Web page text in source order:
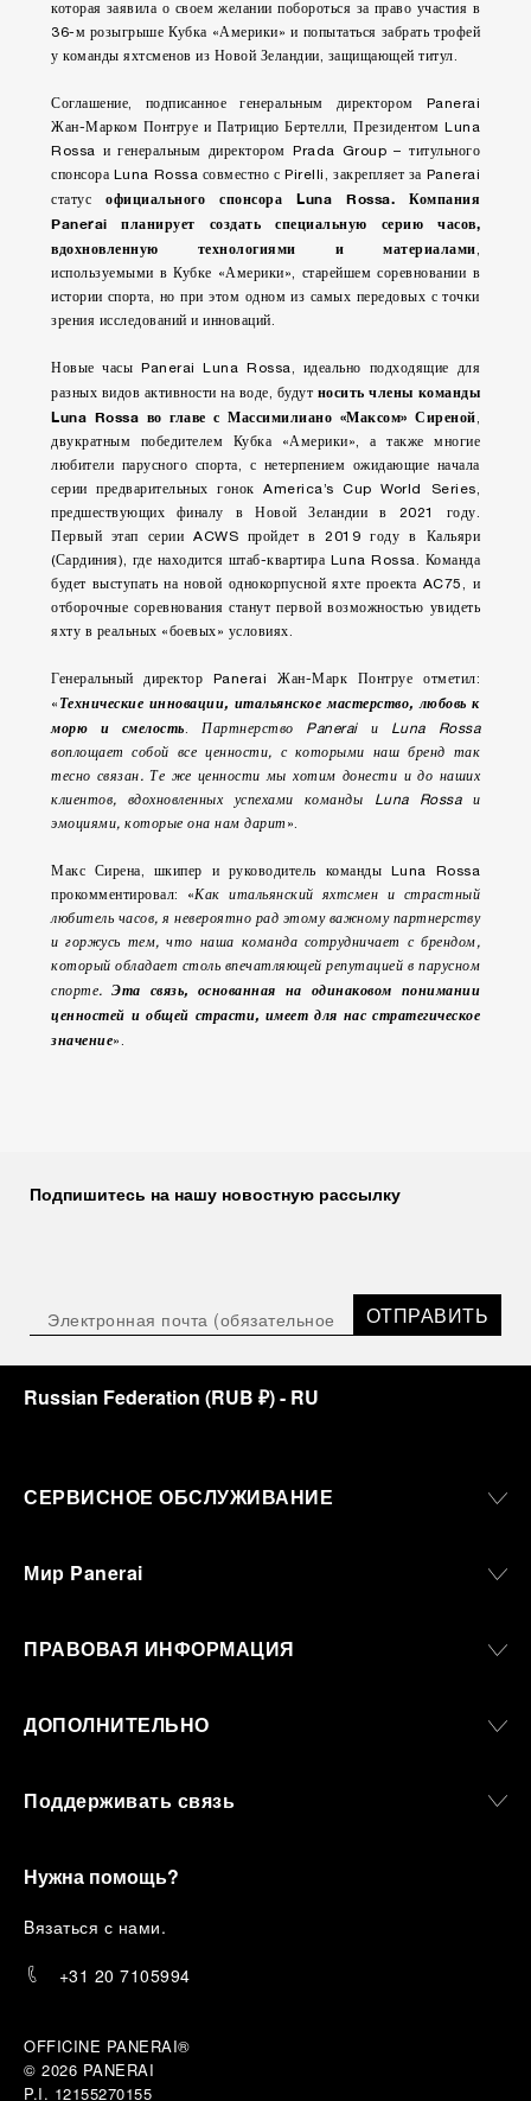
которая заявила о своем желании побороться за право участия в
36-м розыгрыше Кубка «Америки» и попытаться забрать трофей
у команды яхтсменов из Новой Зеландии, защищающей титул.
Соглашение, подписанное генеральным директором Panerai
Жан-Марком Понтруе и Патрицио Бертелли, Президентом Luna
Rossa и генеральным директором Prada Group – титульного
спонсора Luna Rossa совместно с Pirelli, закрепляет за Panerai
статус официального спонсора Luna Rossa. Компания
Panerai планирует создать специальную серию часов,
вдохновленную технологиями и материалами
используемыми в Кубке «Америки», старейшем соревновании в
истории спорта, но при этом одном из самых передовых с точки
зрения исследований и инноваций.
Новые часы Panerai Luna Rossa, идеально подходящие для
разных видов активности на воде, будут носить члены команды
Luna Rossa во главе с Массимилиано «Максом» Сиреной
двукратным победителем Кубка «Америки», а также многие
любители парусного спорта, с нетерпением ожидающие начала
серии предварительных гонок America’s Cup World Series,
предшествующих финалу в Новой Зеландии в 2021 году.
Первый этап серии ACWS пройдет в 2019 году в Кальяри
(Сардиния), где находится штаб-квартира Luna Rossa. Команда
будет выступать на новой однокорпусной яхте проекта AC75, и
отборочные соревнования станут первой возможностью увидеть
яхту в реальных «боевых» условиях.
Генеральный директор Panerai Жан-Марк Понтруе отметил:
« Технические инновации, итальянское мастерство, любовь к
морю и смелость
Партнерство Panerai и Luna Rossa
воплощает собой все ценности, с которыми наш бренд так
тесно связан. Те же ценности мы хотим донести и до наших
клиентов, вдохновленных успехами команды Luna Rossa и
эмоциями, которые она нам дарит ».
Макс Сирена, шкипер и руководитель команды Luna Rossa
прокомментировал: «Как итальянский яхтсмен и страстный
любитель часов, я невероятно рад этому важному партнерству
и горжусь тем, что наша команда сотрудничает с брендом,
который обладает столь впечатляющей репутацией в парусном
спорте.
Эта связь, основанная на одинаковом понимании
ценностей и общей страсти, имеет для нас стратегическое
значение».
Подпишитесь на нашу новостную рассылку
ОТПРАВИТЬ
Russian Federation (RUB ₽)- RU
СЕРВИСНОЕ ОБСЛУЖИВАНИЕ
Мир Panerai
ПРАВОВАЯ ИНФОРМАЦИЯ
ДОПОЛНИТЕЛЬНО
Поддерживать связь
Нужна помощь?
Bязаться с нами.
+31 20 7105994
OFFICINE PANERAI®
© 2026 PANERAI
P.I. 12155270155